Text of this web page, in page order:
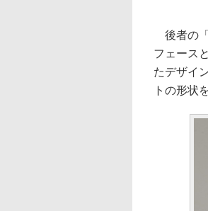
後者の
フェース
たデザイ
トの形状